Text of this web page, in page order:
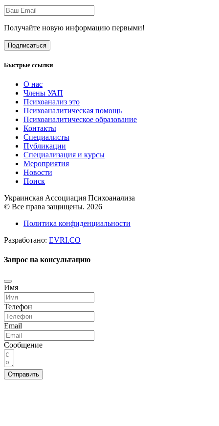
Получайте новую информацию первыми!
Подписаться
Быстрые ссылки
О нас
Члены УАП
Психоанализ это
Психоаналитическая помощь
Психоаналитическое образование
Контакты
Специалисты
Публикации
Специализация и курсы
Мероприятия
Новости
Поиск
Украинская Ассоциация Психоанализа
© Все права защищены. 2026
Политика конфиденциальности
Разработано: EVRI.CO
Запрос на консультацию
Имя
Телефон
Email
Сообщение
Отправить